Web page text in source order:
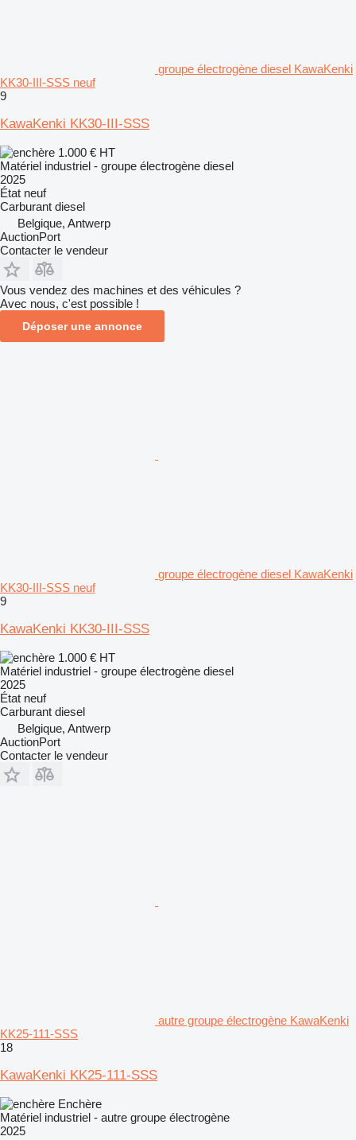
groupe électrogène diesel KawaKenki
KK30-III-SSS neuf
9
KawaKenki KK30-III-SSS
1.000 € HT
Matériel industriel - groupe électrogène diesel
2025
État neuf
Carburant diesel
Belgique, Antwerp
AuctionPort
Contacter le vendeur
Vous vendez des machines et des véhicules ?
Avec nous, c'est possible !
Déposer une annonce
groupe électrogène diesel KawaKenki
KK30-III-SSS neuf
9
KawaKenki KK30-III-SSS
1.000 € HT
Matériel industriel - groupe électrogène diesel
2025
État neuf
Carburant diesel
Belgique, Antwerp
AuctionPort
Contacter le vendeur
autre groupe électrogène KawaKenki
KK25-111-SSS
18
KawaKenki KK25-111-SSS
Enchère
Matériel industriel - autre groupe électrogène
2025